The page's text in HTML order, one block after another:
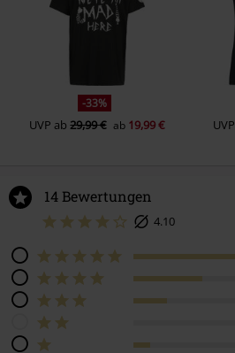
-33%
UVP ab29,99 € ab 19,99 € UVP
14 Bewertungen
4.10